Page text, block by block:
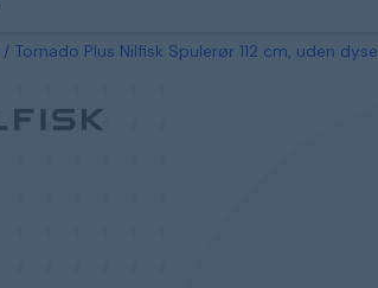
Tornado Plus Nilfisk Spulerør 112 cm, uden dyse